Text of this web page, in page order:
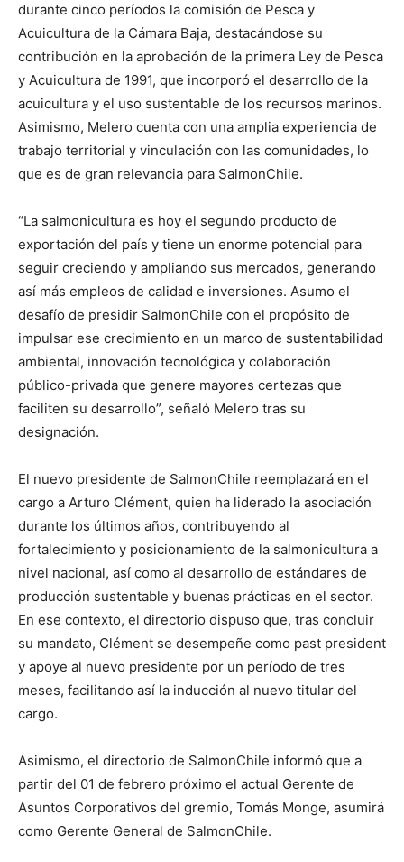
durante cinco períodos la comisión de Pesca y
Acuicultura de la Cámara Baja, destacándose su
contribución en la aprobación de la primera Ley de Pesca
y Acuicultura de 1991, que incorporó el desarrollo de la
acuicultura y el uso sustentable de los recursos marinos.
Asimismo, Melero cuenta con una amplia experiencia de
trabajo territorial y vinculación con las comunidades, lo
que es de gran relevancia para SalmonChile.
“La salmonicultura es hoy el segundo producto de
exportación del país y tiene un enorme potencial para
seguir creciendo y ampliando sus mercados, generando
así más empleos de calidad e inversiones. Asumo el
desafío de presidir SalmonChile con el propósito de
impulsar ese crecimiento en un marco de sustentabilidad
ambiental, innovación tecnológica y colaboración
público-privada que genere mayores certezas que
faciliten su desarrollo”, señaló Melero tras su
designación.
El nuevo presidente de SalmonChile reemplazará en el
cargo a Arturo Clément, quien ha liderado la asociación
durante los últimos años, contribuyendo al
fortalecimiento y posicionamiento de la salmonicultura a
nivel nacional, así como al desarrollo de estándares de
producción sustentable y buenas prácticas en el sector.
En ese contexto, el directorio dispuso que, tras concluir
su mandato, Clément se desempeñe como past president
y apoye al nuevo presidente por un período de tres
meses, facilitando así la inducción al nuevo titular del
cargo.
Asimismo, el directorio de SalmonChile informó que a
partir del 01 de febrero próximo el actual Gerente de
Asuntos Corporativos del gremio, Tomás Monge, asumirá
como Gerente General de SalmonChile.